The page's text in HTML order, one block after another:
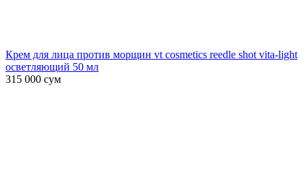
Крем для лица против морщин vt cosmetics reedle shot vita-light
осветляющий 50 мл
315 000 сум